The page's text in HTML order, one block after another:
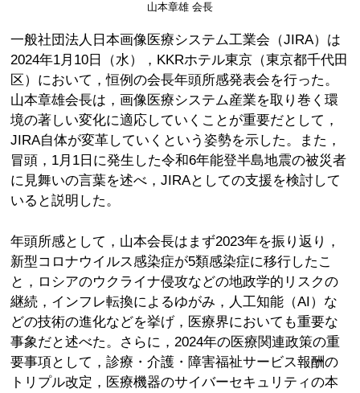
山本章雄 会長
一般社団法人日本画像医療システム工業会（JIRA）は
2024年1月10日（水），KKRホテル東京（東京都千代田
区）において，恒例の会長年頭所感発表会を行った。
山本章雄会長は，画像医療システム産業を取り巻く環
境の著しい変化に適応していくことが重要だとして，
JIRA自体が変革していくという姿勢を示した。また，
冒頭，1月1日に発生した令和6年能登半島地震の被災者
に見舞いの言葉を述べ，JIRAとしての支援を検討して
いると説明した。
年頭所感として，山本会長はまず2023年を振り返り，
新型コロナウイルス感染症が5類感染症に移行したこ
と，ロシアのウクライナ侵攻などの地政学的リスクの
継続，インフレ転換によるゆがみ，人工知能（AI）な
どの技術の進化などを挙げ，医療界においても重要な
事象だと述べた。さらに，2024年の医療関連政策の重
要事項として，診療・介護・障害福祉サービス報酬の
トリプル改定，医療機器のサイバーセキュリティの本